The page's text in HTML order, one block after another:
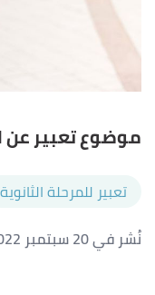
موضوع تعبير عن
تعبير للمرحلة الثانوية
نُشر في 20 سبتمبر 2022